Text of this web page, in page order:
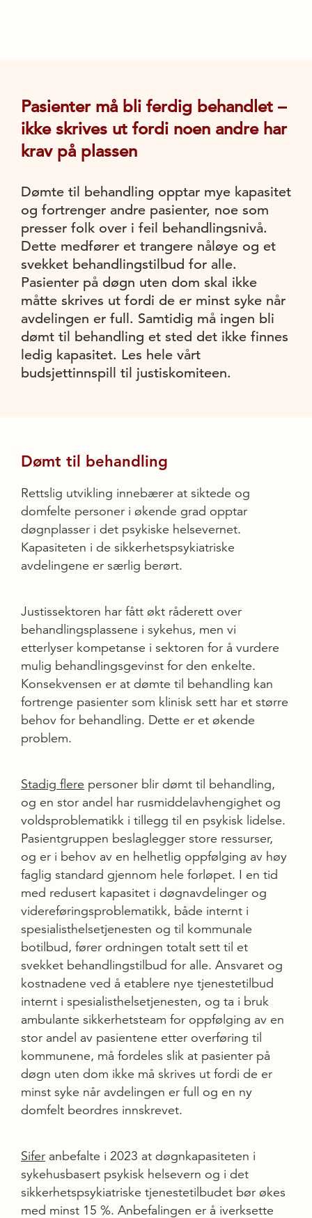
Pasienter må bli ferdig behandlet –
ikke skrives ut fordi noen andre har
krav på plassen
Dømte til behandling opptar mye kapasitet
og fortrenger andre pasienter, noe som
presser folk over i feil behandlingsnivå.
Dette medfører et trangere nåløye og et
svekket behandlingstilbud for alle.
Pasienter på døgn uten dom skal ikke
måtte skrives ut fordi de er minst syke når
avdelingen er full. Samtidig må ingen bli
dømt til behandling et sted det ikke finnes
ledig kapasitet. Les hele vårt
budsjettinnspill til justiskomiteen.
Dømt til behandling
Rettslig utvikling innebærer at siktede og
domfelte personer i økende grad opptar
døgnplasser i det psykiske helsevernet.
Kapasiteten i de sikkerhetspsykiatriske
avdelingene er særlig berørt.
Justissektoren har fått økt råderett over
behandlingsplassene i sykehus, men vi
etterlyser kompetanse i sektoren for å vurdere
mulig behandlingsgevinst for den enkelte.
Konsekvensen er at dømte til behandling kan
fortrenge pasienter som klinisk sett har et større
behov for behandling. Dette er et økende
problem.
Stadig flere personer blir dømt til behandling,
og en stor andel har rusmiddelavhengighet og
voldsproblematikk i tillegg til en psykisk lidelse.
Pasientgruppen beslaglegger store ressurser,
og er i behov av en helhetlig oppfølging av høy
faglig standard gjennom hele forløpet. I en tid
med redusert kapasitet i døgnavdelinger og
videreføringsproblematikk, både internt i
spesialisthelsetjenesten og til kommunale
botilbud, fører ordningen totalt sett til et
svekket behandlingstilbud for alle. Ansvaret og
kostnadene ved å etablere nye tjenestetilbud
internt i spesialisthelsetjenesten, og ta i bruk
ambulante sikkerhetsteam for oppfølging av en
stor andel av pasientene etter overføring til
kommunene, må fordeles slik at pasienter på
døgn uten dom ikke må skrives ut fordi de er
minst syke når avdelingen er full og en ny
domfelt beordres innskrevet.
Sifer anbefalte i 2023 at døgnkapasiteten i
sykehusbasert psykisk helsevern og i det
sikkerhetspsykiatriske tjenestetilbudet bør økes
med minst 15 %. Anbefalingen er å iverksette